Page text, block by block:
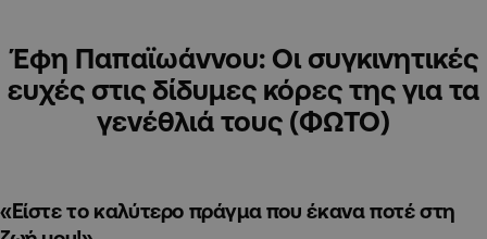
Έφη Παπαϊωάννου: Οι συγκινητικές
ευχές στις δίδυμες κόρες της για τα
γενέθλιά τους (ΦΩΤΟ)
«Είστε το καλύτερο πράγμα που έκανα ποτέ στη